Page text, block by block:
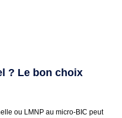
? Le bon choix
ou LMNP au micro-BIC peut